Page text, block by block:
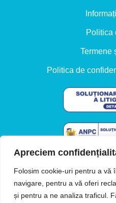
Apreciem
Folosim cookie-uri pentru a vă
navigare, pentru a vă oferi
și pentru a ne analiza traficul.
Politica
Termene
Politica de
Preturile sunt
Designed with ♥ by